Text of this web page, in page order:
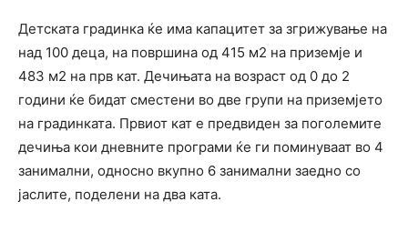
Детската градинка ќе има капацитет за згрижување на
над 100 деца, на површина од 415 м2 на приземје и
483 м2 на прв кат. Дечињата на возраст од 0 до 2
години ќе бидат сместени во две групи на приземјето
на градинката. Првиот кат е предвиден за поголемите
дечиња кои дневните програми ќе ги поминуваат во 4
занимални, односно вкупно 6 занимални заедно со
јаслите, поделени на два ката.